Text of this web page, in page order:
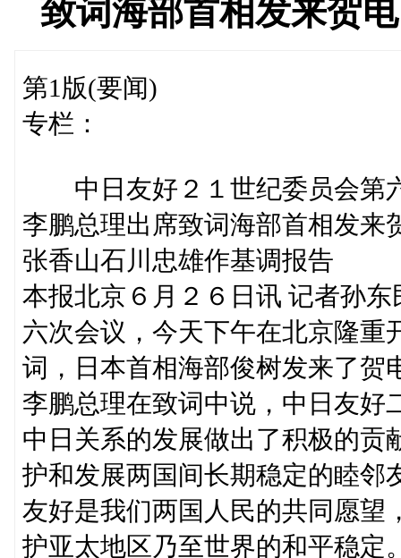
致词海部首相发来贺
第1版(要闻)
专栏：
中日友好２１世纪委员会第
李鹏总理出席致词海部首相发来
张香山石川忠雄作基调报告
本报北京６月２６日讯 记者孙
六次会议，今天下午在北京隆重
词，日本首相海部俊树发来了贺
李鹏总理在致词中说，中日友好
中日关系的发展做出了积极的贡
护和发展两国间长期稳定的睦邻
友好是我们两国人民的共同愿望
护亚太地区乃至世界的和平稳定